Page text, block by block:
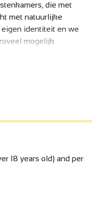
die met
met natuurlijke
identiteit en we
mogelijk
gewelfde stenen
18 years old) and per